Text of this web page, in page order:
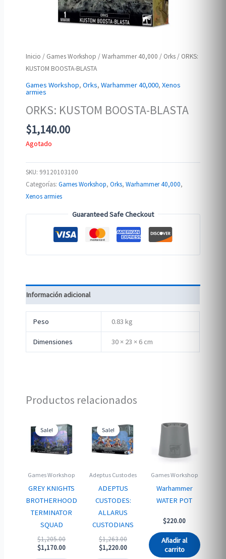
Inicio / Games Workshop /Warhammer 40,000 / Orks / ORKS:
KUSTOM BOOSTA-BLASTA
Games Workshop,Orks,Warhammer 40,000,Xenos
armies
ORKS: KUSTOM BOOSTA-BLASTA
$1,140.00
Agotado
SKU: 99120103100
Categorías:Games Workshop,Orks,Warhammer 40,000,
Xenos armies
Guaranteed Safe Checkout
Información adicional
Peso 0.83 kg
Dimensiones 30 × 23 × 6 cm
Productos relacionados
Sale!
Sale!
Games Workshop
GREY KNIGHTS
BROTHERHOOD
TERMINATOR
SQUAD
$1,205.00Original
price
$1,170.00Current
Sale!
Sale!
Adeptus Custodes
ADEPTUS
CUSTODES:
ALLARUS
CUSTODIANS
$1,263.00Original
price
$1,220.00Current
Games Workshop
Warhammer
WATER POT
$220.00
Añadir al
carrito